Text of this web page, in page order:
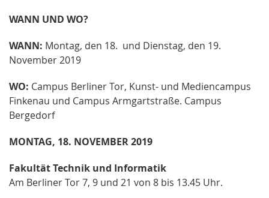
WANN UND WO?
WANN: Montag, den 18. und Dienstag, den 19.
November 2019
WO: Campus Berliner Tor, Kunst- und Mediencampus
Finkenau und Campus Armgartstraße. Campus
Bergedorf
MONTAG, 18. NOVEMBER 2019
Fakultät Technik und Informatik
Am Berliner Tor 7, 9 und 21 von 8 bis 13.45 Uhr.